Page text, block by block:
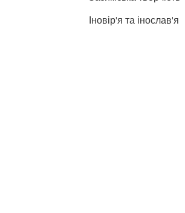
Іновір'я та інослав'я